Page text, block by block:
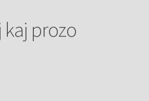
kaj prozo